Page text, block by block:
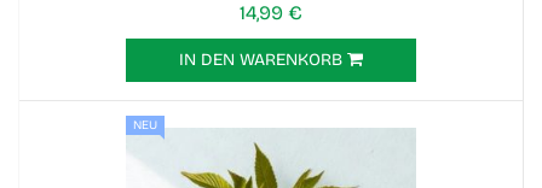
14,99 €
IN DEN WARENKORB
NEU